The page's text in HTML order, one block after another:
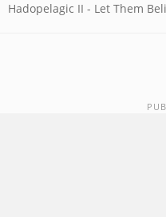
Hadopelagic II - Let Them